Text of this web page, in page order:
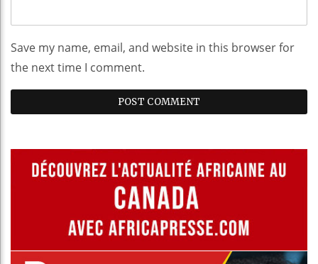
Save my name, email, and website in this browser for
the next time I comment.